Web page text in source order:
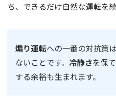
ち、できるだけ自然な運転を
煽り運転への一番の対抗策
ないことです。 冷静さを保
する余裕も生まれます。